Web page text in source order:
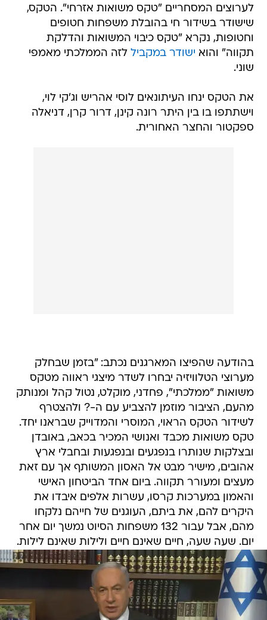
לערוצים המסחריים "טקס משואות אזרחי". הטקס,
שישודר בשידור חי בהובלת משפחות חטופים
וחטופות, נקרא "טקס כיבוי המשואות והדלקת
תקווה" והוא ישודר במקביל לזה הממלכתי מאמפי
שוני.
את הטקס ינחו העיתונאים לוסי אהריש וג'קי לוי,
וישתתפו בו בין היתר רונה קינן, דרור קרן, דניאלה
ספקטור והחצר האחורית.
בהודעה שהפיצו המארגנים נכתב: "בזמן שבחלק
מערוצי הטלוויזיה יבחרו לשדר מיצגי ראווה מטקס
משואות "ממלכתי", פחדני, מוקלט, נטול קהל ומנותק
מהעם, הציבור מוזמן להצביע עם ה-? ולהצטרף
לשידור הטקס הראוי, המוסרי והמדוייק שבראנו יחד.
טקס משואות מכבד ואנושי המכיר בכאב, באובדן
ובצלקות שנותרו בנפגעים ובנפגעות ובחבלי ארץ
אהובים, מישיר מבט אל האסון המשותף אך עם זאת
מעצים ומעורר תקווה. ביום אחד הביטחון האישי
והאמון במערכות קרסו, עשרות אלפים איבדו את
היקרים להם, את ביתם, העוגנים של חייהם נלקחו
מהם, אבל עבור 132 משפחות הסיוט נמשך יום אחר
יום. שעה שעה, חיים שאינם חיים ולילות שאינם לילות.